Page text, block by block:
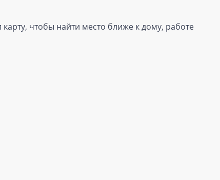
чтобы найти место ближе к дому, работе